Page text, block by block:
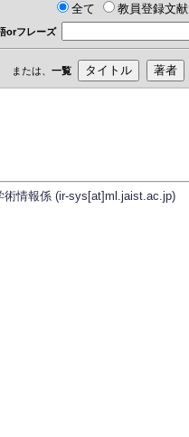
全て 教員登録文献
orフレーズ
または、 一覧
情報係 (ir-sys[at]ml.jaist.ac.jp)